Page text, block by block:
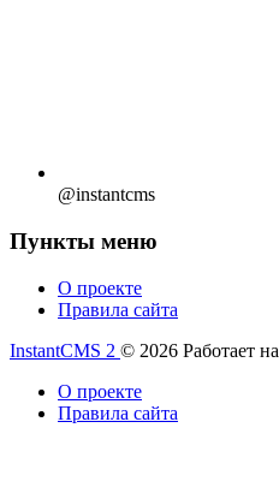
@instantcms
Пункты меню
О проекте
Правила сайта
InstantCMS 2 © 2026 Работает на
О проекте
Правила сайта